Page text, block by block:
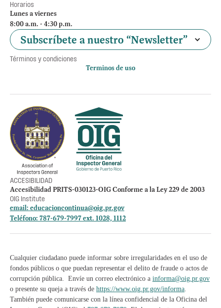
Horarios
Lunes a viernes
8:00 a.m. - 4:30 p.m.
Subscríbete a nuestro “Newsletter”
Términos y condiciones
Terminos de uso
Empleos
Preguntas Frecuentes
Acceso a la información Pública
Manténte informado
ACCESIBILIDAD
Accesibilidad PRITS-030123-OIG Conforme a la Ley 229 de 2003
OIG Institute
email: educacioncontinua@oig.pr.gov
Teléfono: 787-679-7997 ext. 1028, 1112
Cualquier ciudadano puede informar sobre irregularidades en el uso de
fondos públicos o que puedan representar el delito de fraude o actos de
corrupción pública. Envíe un correo electrónico a informa@oig.pr.gov
o presente su queja a través de https://www.oig.pr.gov/informa.
También puede comunicarse con la línea confidencial de la Oficina del